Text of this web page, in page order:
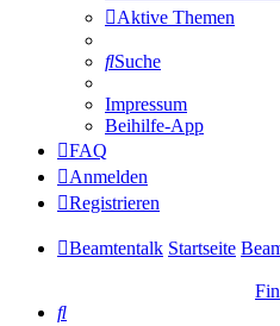
Aktive Themen
Suche
Impressum
Beihilfe-App
FAQ
Anmelden
Registrieren
Beamtentalk Startseite
Suche